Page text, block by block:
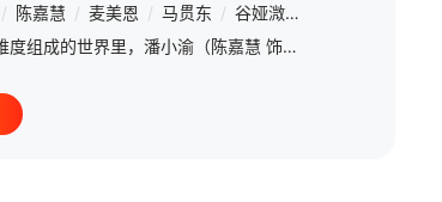
/ 谢雪心 / 吴珮如 / 冯枷茵 / 魏惠文 /
/ 陈嘉慧 / 麦美恩 / 马贯东 / 谷娅溦 /
由多个维度组成的世界里，潘小渝（陈嘉慧 饰）于第一维度「人间」死后，进入第二维度，后来加入人生管理局成为新手「命运管理员」。小渝要管理的对象是人间送餐员陈北河（胡鸿钧 饰），北河每天日晒雨淋，赚取微薄